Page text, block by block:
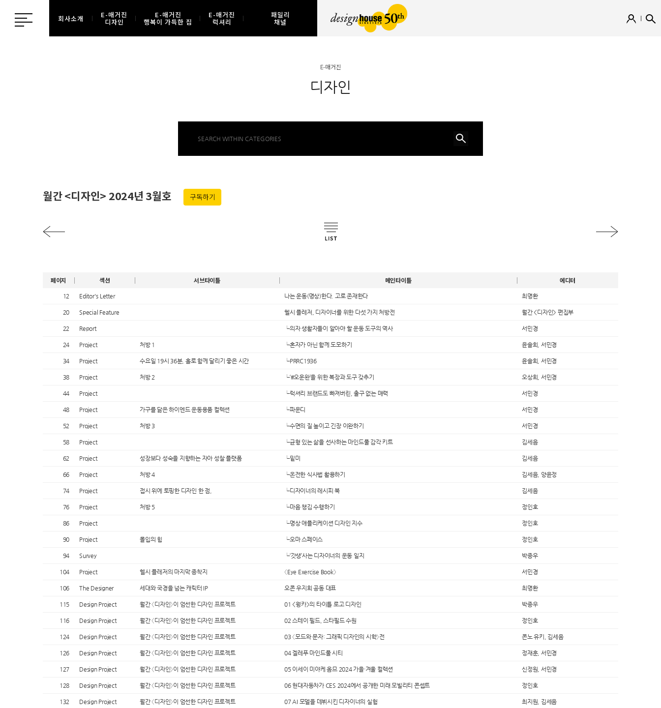
회사소개 E-매거진
디자인
E-매거진
행복이 가득한 집
E-매거진
럭셔리
패밀리
채널
E-매거진
디자인
월간 <디자인> 2024년 3월호 구독하기
페이지 섹션 서브타이틀 메인타이틀 에디터
12 Editor's Letter 나는 운동(명상)한다. 고로 존재한다 최명환
20 Special Feature 헬시 플레저, 디자이너를 위한 다섯 가지 처방전 월간 <디자인> 편집부
22 Report └의자 생활자들이 알아야 할 운동 도구의 역사 서민경
24 Project 처방 1 └혼자가 아닌 함께 도모하기 윤솔희, 서민경
34 Project 수요일 19시 36분, 홀로 함께 달리기 좋은 시간 └PRRC1936 윤솔희, 서민경
38 Project 처방 2 └‘#오운완’을 위한 복장과 도구 갖추기 오상희, 서민경
44 Project └럭셔리 브랜드도 빠져버린, 출구 없는 매력 서민경
48 Project 가구를 닮은 하이엔드 운동용품 컬렉션 └파운디 서민경
52 Project 처방 3 └수면의 질 높이고 긴장 이완하기 서민경
58 Project └균형 있는 삶을 선사하는 마인드풀 감각 키트 김세음
62 Project 성장보다 성숙을 지향하는 자아 성찰 플랫폼 └밑미 김세음
66 Project 처방 4 └온전한 식사법 활용하기 김세음, 양윤정
74 Project 접시 위에 토핑한 디자인 한 점, └디자이너의 레시피 북 김세음
76 Project 처방 5 └마음 챙김 수행하기 정인호
86 Project └명상 애플리케이션 디자인 지수 정인호
90 Project 몰입의 힘 └오마 스페이스 정인호
94 Survey └‘갓생’사는 디자이너의 운동 일지 박종우
104 Project 헬시 플레저의 마지막 종착지 〈Eye Exercise Book〉 서민경
106 The Designer 세대와 국경을 넘는 캐릭터 IP 오콘 우지희 공동 대표 최명환
115 Design Project 월간 〈디자인〉이 엄선한 디자인 프로젝트 01 <웡카>의 타이틀 로고 디자인 박종우
116 Design Project 월간 〈디자인〉이 엄선한 디자인 프로젝트 02 스테이 필드, 스타필드 수원 정인호
124 Design Project 월간 〈디자인〉이 엄선한 디자인 프로젝트 03 〈모드와 문자: 그래픽 디자인의 시학〉전 콘노 유키, 김세음
126 Design Project 월간 〈디자인〉이 엄선한 디자인 프로젝트 04 겔레푸 마인드풀 시티 정재훈, 서민경
127 Design Project 월간 〈디자인〉이 엄선한 디자인 프로젝트 05 이세이 미야케 옴므 2024 가을·겨울 컬렉션 신정원, 서민경
128 Design Project 월간 〈디자인〉이 엄선한 디자인 프로젝트 06 현대자동차가 CES 2024에서 공개한 미래 모빌리티 콘셉트 정인호
132 Design Project 월간 〈디자인〉이 엄선한 디자인 프로젝트 07 AI 모델을 데뷔시킨 디자이너의 실험 최지원, 김세음